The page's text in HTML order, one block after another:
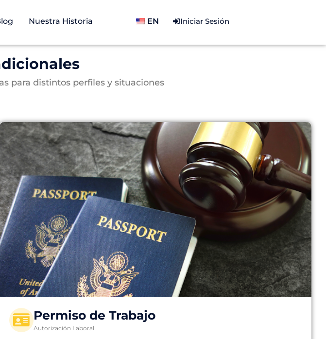
Nuestra Historia EN Iniciar Sesión
para distintos perfiles y situaciones
Permiso de Trabajo
Autorización Laboral